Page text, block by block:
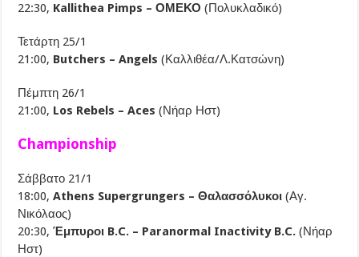
22:30, Kallithea Pimps – ΟΜΕΚΟ (Πολυκλαδικό)
Τετάρτη 25/1
21:00, Butchers – Angels (Καλλιθέα/Λ.Κατσώνη)
Πέμπτη 26/1
21:00, Los Rebels – Aces (Νήαρ Ηστ)
Championship
Σάββατο 21/1
18:00,Athens Supergrungers – Θαλασσόλυκοι(Αγ.
Νικόλαος)
20:30,Έμπυροι B.C. – Paranormal Inactivity B.C. (Νήαρ
Ηστ)